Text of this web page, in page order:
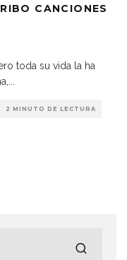
CANCIONES
toda su vida la ha
2 MINUTO DE LECTURA